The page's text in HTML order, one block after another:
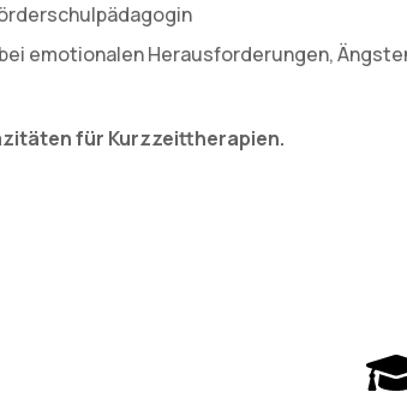
emotionalen Herausforderungen,
für Kurzzeittherapien.